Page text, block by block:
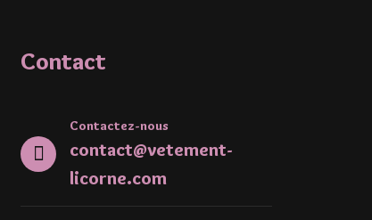
Contact
Contactez-nous
contact@vetement-
licorne.com